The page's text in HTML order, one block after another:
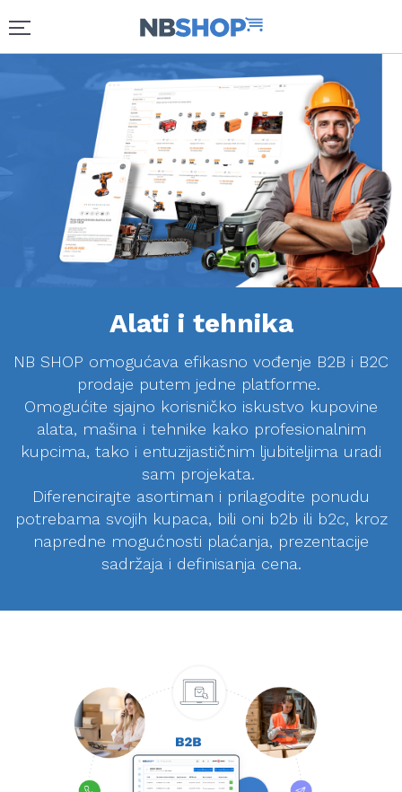
Alati i tehnika
NB SHOP omogućava efikasno vođenje B2B i B2C
prodaje putem jedne platforme.
Omogućite sjajno korisničko iskustvo kupovine
alata, mašina i tehnike kako profesionalnim
kupcima, tako i entuzijastičnim ljubiteljima uradi
sam projekata.
Diferencirajte asortiman i prilagodite ponudu
potrebama svojih kupaca, bili oni b2b ili b2c, kroz
napredne mogućnosti plaćanja, prezentacije
sadržaja i definisanja cena.